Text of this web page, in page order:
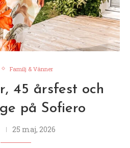
Familj & Vänner
45 årsfest och
på Sofiero
25 maj, 2026